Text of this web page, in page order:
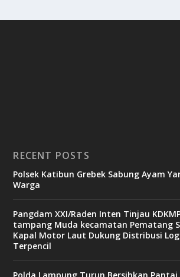
RECENT POSTS
Polsek Katibun Grebek Sabung Ayam
Warga
Pangdam XXI/Raden Inten Tinjau
tampang Muda kecamatan Pematang
Kapal Motor Laut Dukung Distribusi
Terpencil